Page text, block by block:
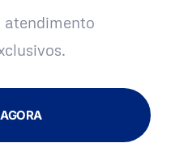
atendimento